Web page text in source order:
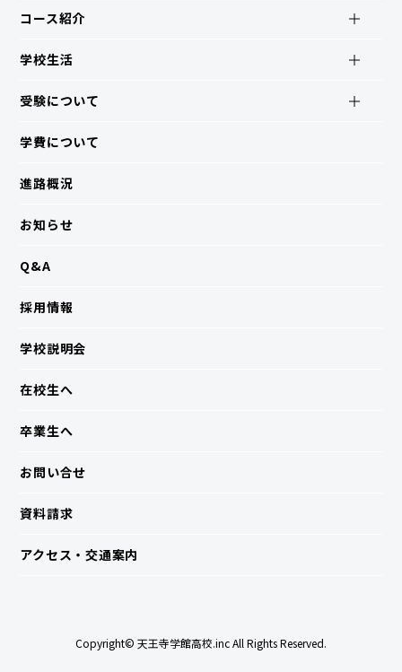
コース紹介
学校生活
受験について
学費について
進路概況
お知らせ
Q&A
採用情報
学校説明会
在校生へ
卒業生へ
お問い合せ
資料請求
アクセス・交通案内
Copyright© 天王寺学館高校.inc All Rights Reserved.